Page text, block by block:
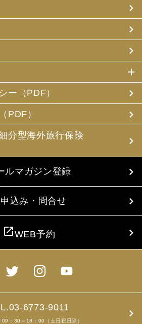
範囲内で、それら運送・宿泊機関、
客様の氏名、性別、年齢、住所、電
ドレス、パスポート番号、クレジッ
方法等で送付することにより提供い
お客様のお買い物等の便宜のた
客様の個人データを土産物店に提供
この場合、お客様の氏名、パスポー
航空便名等に係る個人データを、予
することによって提供いたします。
先の方の個人情報をお伺いすること
情報は、お客様に疾病等があった場
の必要があると当社が認めた場合に
す。お客様は、連絡先の方の個人情
ことについて連絡先の方の同意を得
集・利用について
情報を収集、利用するにあたり、以
ますことを予めご承知おき願いま
をパンフレット、お申込書に明示
い限り、収集目的以外に使用いたし
の場合、親権者の同意を得ます。
行の手配及び旅程の管理のために、
企業とお客様情報を共有する場合が
理・保管いたします。
ー（PDF）
PDF）
分型海外旅行保険
ルマガジン登録
込み・問合せ
open_in_newWEB予約
6773-9011
09：30～18：00（土日祝日除）